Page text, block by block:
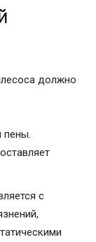
должно
пены.
с